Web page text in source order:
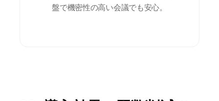
盤で機密性の高い会議でも安心。